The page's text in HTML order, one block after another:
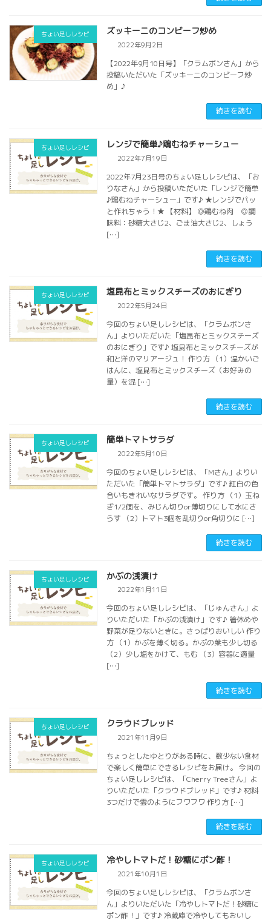
ちょい足しレシピ ズッキーニのコンビーフ炒め
2022年9月2日
【2022年9月10日号】「クラムボンさん」から
投稿いただいた「ズッキーニのコンビーフ炒
め」♪
続きを読む
ちょい足しレシピ レンジで簡単♪鶏むねチャーシュー
2022年7月19日
2022年7月23日号のちょい足しレシピは、「お
りなさん」から投稿いただいた「レンジで簡単
♪鶏むねチャーシュー」です♪ ★レンジでパッ
と作れちゃう！★ 【材料】 ◎鶏むね肉 ◎調
味料：砂糖大さじ2、ごま油大さじ2、しょう
[…]
続きを読む
ちょい足しレシピ 塩昆布とミックスチーズのおにぎり
2022年5月24日
今回のちょい足しレシピは、「クラムボンさ
ん」よりいただいた「塩昆布とミックスチーズ
のおにぎり」です♪ 塩昆布とミックスチーズが
和と洋のマリアージュ！ 作り方 （1）温かいご
はんに、塩昆布とミックスチーズ（お好みの
量）を混 […]
続きを読む
ちょい足しレシピ 簡単トマトサラダ
2022年5月10日
今回のちょい足しレシピは、「Mさん」よりい
ただいた「簡単トマトサラダ」です♪ 紅白の色
合いもきれいなサラダです。 作り方 （1）玉ね
ぎ1/2個を、みじん切りor薄切りにして水にさ
らす （2）トマト3個を乱切りor角切りに […]
続きを読む
ちょい足しレシピ かぶの浅漬け
2022年1月11日
今回のちょい足しレシピは、「じゅんさん」よ
りいただいた「かぶの浅漬け」です♪ 箸休めや
野菜が足りないときに。さっぱりおいしい 作り
方 （1）かぶを薄く切る。かぶの葉も少し切る
（2）少し塩をかけて、もむ （3）容器に適量
[…]
続きを読む
ちょい足しレシピ クラウドブレッド
2021年11月9日
ちょっとしたゆとりがある時に、数少ない食材
で楽しく簡単にできるレシピをお届け。 今回の
ちょい足しレシピは、「Cherry Treeさん」よ
りいただいた「クラウドブレッド」です♪ 材料
3つだけで雲のようにフワフワ 作り方 […]
続きを読む
ちょい足しレシピ 冷やしトマトだ！砂糖にポン酢！
2021年10月1日
今回のちょい足しレシピは、「クラムボンさ
ん」よりいただいた「冷やしトマトだ！砂糖に
ポン酢！」です♪ 冷蔵庫で冷やしてもおいし